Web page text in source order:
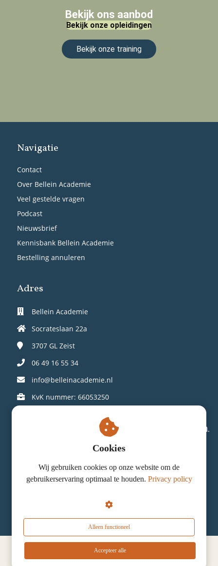
Bekijk ons aanbod
Bekijk onze opleidingen
Bekijk onze training
Navigatie
Contact
Over Bellein Academie
Veel gestelde vragen
Podcast
Nieuwsbrief
Kennisbank Bellein Academie
Bestelling annuleren
Adres
Bellein Academie
Socrateslaan 22a
3707 GL Zeist
06 49 16 55 34
info@belleinacademie.nl
KvK nummer: 66053250
Connect op social media en laat je inspireren.
Cookie verklaring|Algemene voorwaarden|AVG beleid
Cookies
Wij gebruiken cookies op onze website om de
gebruikerservaring optimaal te houden. Privacy policy
Alleen functioneel
Accepteer alle